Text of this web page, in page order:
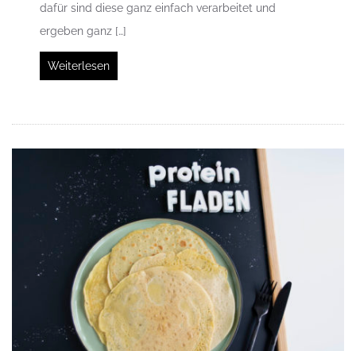
dafür sind diese ganz einfach verarbeitet und
ergeben ganz […]
Weiterlesen